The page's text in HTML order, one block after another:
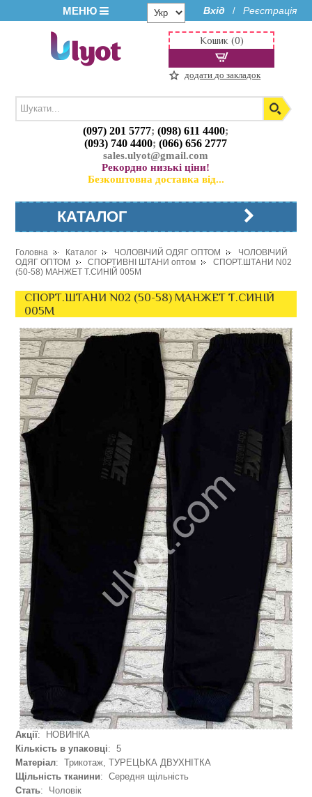
МЕНЮ Вхід / Реєстрація
(097) 201 5777;(098) 611 4400;
(093) 740 4400;(066) 656 2777
sales.ulyot@gmail.com
Рекордно низькі ціни!
Безкоштовна доставка від...
Кошик (0)
додати до закладок
КАТАЛОГ
Головна Каталог ЧОЛОВІЧИЙ ОДЯГ ОПТОМ
ЧОЛОВІЧИЙ
ОДЯГ ОПТОМ
СПОРТИВНІ ШТАНИ оптом
СПОРТ.ШТАНИ N02
(50-58) МАНЖЕТ Т.СИНІЙ 005M
СПОРТ.ШТАНИ N02 (50-58) МАНЖЕТ Т.СИНІЙ
005M
Акції: НОВИНКА
Кількість в упаковці: 5
Матеріал: Трикотаж, ТУРЕЦЬКА ДВУХНІТКА
Щільність тканини: Середня щільність
Стать: Чоловік